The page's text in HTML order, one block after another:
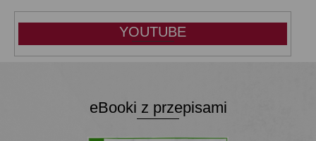
YOUTUBE
eBooki z przepisami